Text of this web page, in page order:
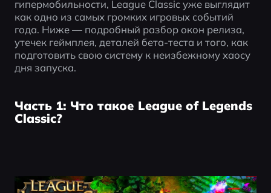
гипермобильности, League Classic уже выглядит
как одно из самых громких игровых событий
года. Ниже — подробный разбор окон релиза,
утечек геймплея, деталей бета-теста и того, как
подготовить свою систему к неизбежному хаосу
дня запуска.
Часть 1: Что такое League of Legends
Classic?